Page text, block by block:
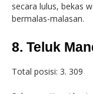
secara lulus, bekas
bermalas-malasan.
8. Teluk
Total posisi: 3. 309